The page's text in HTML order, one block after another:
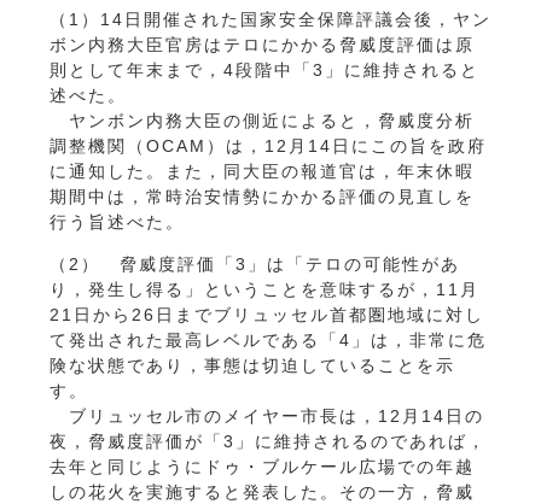
（1）14日開催された国家安全保障評議会後，ヤン
ボン内務大臣官房はテロにかかる脅威度評価は原
則として年末まで，4段階中「3」に維持されると
述べた。
ヤンボン内務大臣の側近によると，脅威度分析
調整機関（OCAM）は，12月14日にこの旨を政府
に通知した。また，同大臣の報道官は，年末休暇
期間中は，常時治安情勢にかかる評価の見直しを
行う旨述べた。
（2） 脅威度評価「3」は「テロの可能性があ
り，発生し得る」ということを意味するが，11月
21日から26日までブリュッセル首都圏地域に対し
て発出された最高レベルである「4」は，非常に危
険な状態であり，事態は切迫していることを示
す。
ブリュッセル市のメイヤー市長は，12月14日の
夜，脅威度評価が「3」に維持されるのであれば，
去年と同じようにドゥ・ブルケール広場での年越
しの花火を実施すると発表した。その一方，脅威